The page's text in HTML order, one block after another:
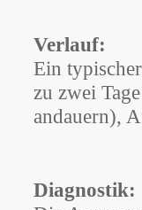
Verlauf:
Ein
zu zwei Tage
andauern),
Diagnostik: